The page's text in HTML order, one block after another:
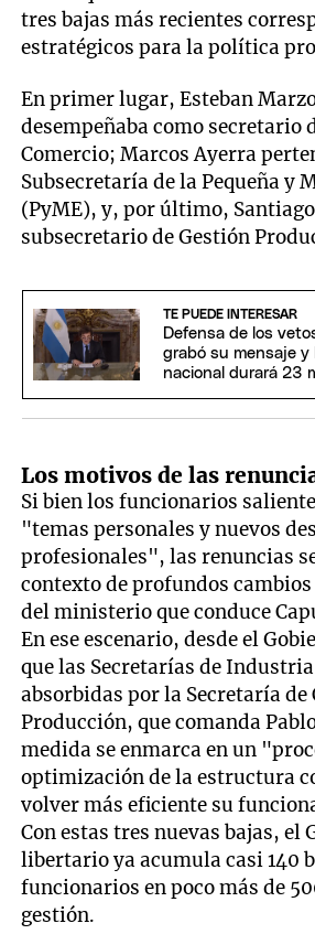
tres bajas más recientes
estratégicos para la política
En primer lugar, Esteban
desempeñaba como secretario
Comercio; Marcos Ayerra
Subsecretaría de la Pequeña y
(PyME), y, por último,
subsecretario de Gestión
TE PUEDE INTERESAR
Defensa de los
grabó su mensaje y
nacional durará 23
Los motivos de las
Si bien los funcionarios
"temas personales y nuevos
profesionales", las renuncias
contexto de profundos
del ministerio que conduce
En ese escenario, desde el
que las Secretarías de
absorbidas por la Secretaría de
Producción, que comanda
medida se enmarca en un
optimización de la estructura
volver más eficiente su
Con estas tres nuevas bajas, el
libertario ya acumula casi 140
funcionarios en poco más de
gestión.